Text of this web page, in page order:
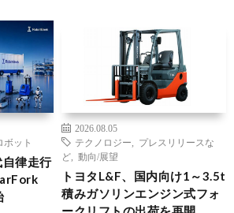
ボット
律走行
2026.08.05
テクノロジー
プレスリリースな
ど
動向/展望
トヨタL&F、国内向け1～3.5t
積みガソリンエンジン式フォ